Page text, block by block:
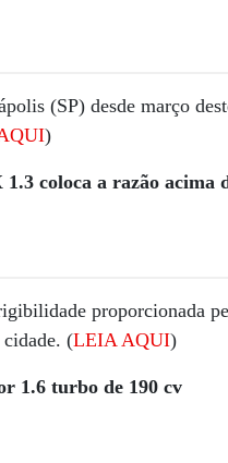
(SP) desde março
)
coloca a razão acima
proporcionada
cidade. (LEIA AQUI)
1.6 turbo de 190 cv